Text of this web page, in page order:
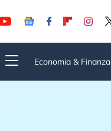
Economia & Finanza